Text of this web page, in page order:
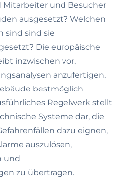
Mitarbeiter und Besucher
ausgesetzt? Welchen
sind sind sie
Die europäische
inzwischen vor,
anzufertigen,
bestmöglich
Regelwerk stellt
Systeme dar, die
dazu eignen,
auszulösen,
und
zu übertragen.